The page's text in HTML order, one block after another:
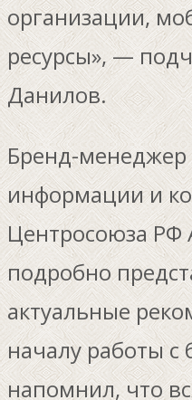
организации,
ресурсы», —
Данилов.
Бренд-менеджер
информации и
Центросоюза
подробно
актуальные
началу работы
напомнил, что